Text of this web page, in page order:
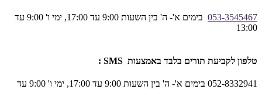
053-3545467
בימים א'- ה' בין השעות 9:00 עד 17:00, ימי ו' 9:00 עד
13:00
טלפון לקביעת תורים בלבד באמצעות SMS :
052-8332941 בימים א'- ה' בין השעות 9:00 עד 17:00, ימי ו' 9:00 עד